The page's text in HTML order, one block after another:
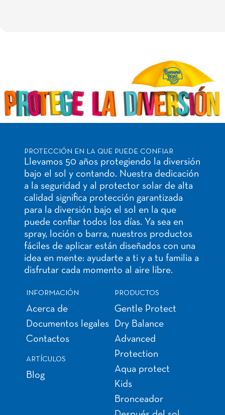
PROTECCIÓN EN LA QUE PUEDE CONFIAR
Llevamos 50 años protegiendo la diversión
bajo el sol y contando. Nuestra dedicación
a la seguridad y al protector solar de alta
calidad significa protección garantizada
para la diversión bajo el sol en la que
puede confiar todos los días. Ya sea en
spray, loción o barra, nuestros productos
fáciles de aplicar están diseñados con una
idea en mente: ayudarte a ti y a tu familia a
disfrutar cada momento al aire libre.
INFORMACIÓN
Acerca de
Documentos legales
Contactos
ARTÍCULOS
Blog
PRODUCTOS
Gentle Protect
Dry Balance
Advanced
Protection
Aqua protect
Kids
Bronceador